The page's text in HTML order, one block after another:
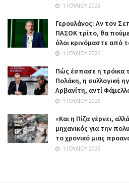
1 ΙΟΥΛΊΟΥ 2026
Γερουλάνος: Αν τον
ΠΑΣΟΚ τρίτο, θα
όλοι κρινόμαστε από
1 ΙΟΥΛΊΟΥ 2026
Πώς έσπασε η τρόικα
Πολάκη, η συλλογική
Αρβανίτη, αντί
1 ΙΟΥΛΊΟΥ 2026
«Και η Πίζα γέρνει,
μηχανικός για την
το χρονικό μιας
1 ΙΟΥΛΊΟΥ 2026